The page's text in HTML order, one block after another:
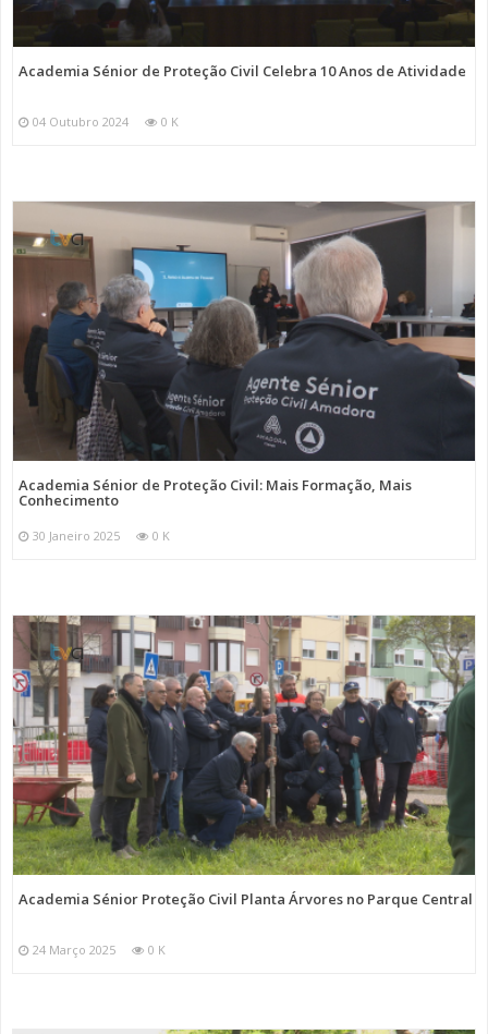
Academia Sénior de Proteção Civil Celebra 10 Anos de Atividade
04 Outubro 2024 0 K
Academia Sénior de Proteção Civil: Mais Formação, Mais
Conhecimento
30 Janeiro 2025 0 K
Academia Sénior Proteção Civil Planta Árvores no Parque Central
24 Março 2025 0 K